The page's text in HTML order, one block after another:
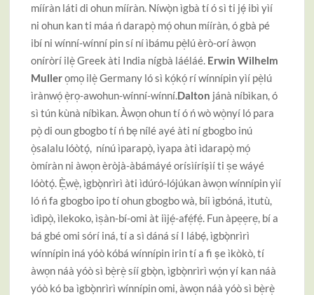
mííràn láti di ohun mííràn. Níwọ̀n ìgbà tí ó sì ti jẹ́ ibì yìí
ni ohun kan ti máa ń darapò̩ mó̩ ohun mííràn, ó gbà pé
ibí ni wínní-wínní pin sí ní ìbámu pè̩lú èrò-orí àwo̩n
oníròrí ilè̩ Greek àti India nígbà láéláé. Erwin Wilhelm
Mullero̩mo̩ ilè̩ Germany ló sì kó̩kó̩ rí wínnípin yìí pè̩lú
ìrànwó̩ è̩ro̩-awohun-wínní-wínní.Dalton jánà níbìkan, ó
sì tún kùnà níbìkan. Àwo̩n ohun tí ó ń wò wò̩nyí ló para
pò̩ di oun gbogbo tí ń bẹ nílé ayé àti ní gbogbo inú
ò̩salalu lóòtọ́, nínú ìparapò̩, ìyapa àti ìdarapò̩ mó̩
òmíràn ni àwo̩n èròjà-àbámáyé orísìíríṣìí ti s̩e wáyé
lóòtọ́. È̩̩wè̩, ìgbọ̀nrìrì àti ìdúró-lójúkan àwo̩n wínnípin yìí
ló ń fa gbogbo ipo tí ohun gbogbo wà, bíi ìgbóná, ìtutù,
ìdìpò̩, ìlekoko, ìs̩àn-bí-omi àt iìjé̩-afé̩fé̩. Fun àpe̩e̩re̩, bí a
bá gbé omi sórí iná, tí a sì dáná sí I lábẹ́, ìgbọ̀nrìrì
wínnípin iná yóò kóbá wínnípin irin tí a fi ṣe ìkòkò, tí
àwo̩n náà yóò sì bè̩rè̩ síí gbọ̀n, ìgbọ̀nrìrì wó̩n yí kan náà
yóò kó ba ìgbọ̀nrìrì wínnípin omi, àwo̩n náà yóò sì bè̩rè̩